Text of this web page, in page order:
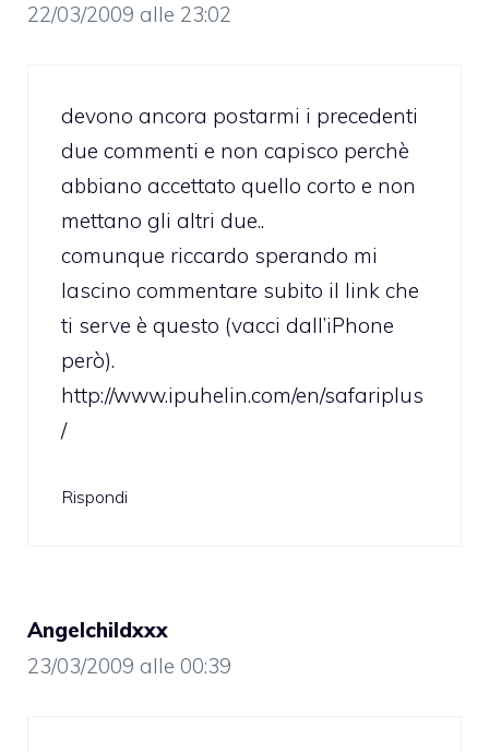
22/03/2009 alle 23:02
devono ancora postarmi i precedenti
due commenti e non capisco perchè
abbiano accettato quello corto e non
mettano gli altri due..
comunque riccardo sperando mi
lascino commentare subito il link che
ti serve è questo (vacci dall’iPhone
però).
http://www.ipuhelin.com/en/safariplus
/
Rispondi
Angelchildxxx
23/03/2009 alle 00:39